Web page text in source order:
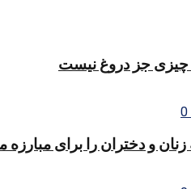
جز دروغ نیست
0
و دختران را برای